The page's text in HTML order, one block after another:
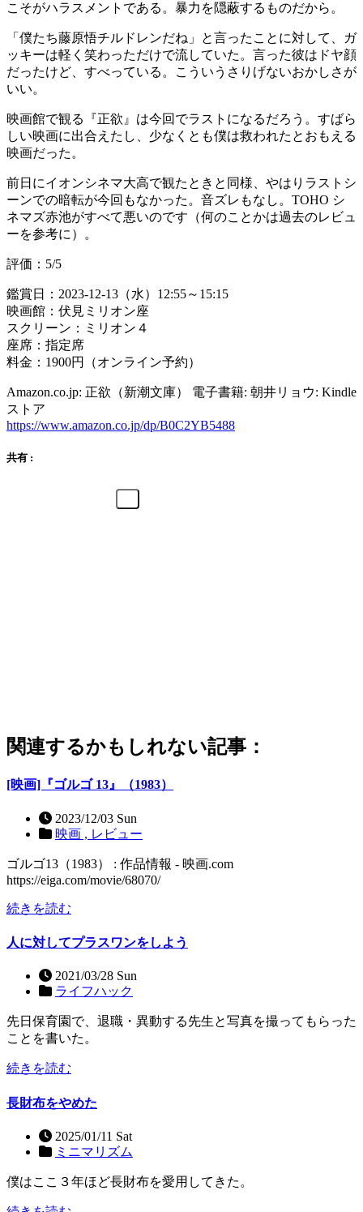
こそがハラスメントである。暴力を隠蔽するものだから。
「僕たち藤原悟チルドレンだね」と言ったことに対して、ガ
ッキーは軽く笑わっただけで流していた。言った彼はドヤ顔
だったけど、すべっている。こういうさりげないおかしさが
いい。
映画館で観る『正欲』は今回でラストになるだろう。すばら
しい映画に出合えたし、少なくとも僕は救われたとおもえる
映画だった。
前日にイオンシネマ大高で観たときと同様、やはりラストシ
ーンでの暗転が今回もなかった。音ズレもなし。TOHO シ
ネマズ赤池がすべて悪いのです（何のことかは過去のレビュ
ーを参考に）。
評価：5/5
鑑賞日：2023-12-13（水）12:55～15:15
映画館：伏見ミリオン座
スクリーン：ミリオン４
座席：指定席
料金：1900円（オンライン予約）
Amazon.co.jp: 正欲（新潮文庫） 電子書籍: 朝井リョウ: Kindle
ストア
https://www.amazon.co.jp/dp/B0C2YB5488
共有 :
関連するかもしれない記事：
[映画]『ゴルゴ 13』（1983）
2023/12/03 Sun
映画 , レビュー
ゴルゴ13（1983） : 作品情報 - 映画.com
https://eiga.com/movie/68070/
続きを読む
人に対してプラスワンをしよう
2021/03/28 Sun
ライフハック
先日保育園で、退職・異動する先生と写真を撮ってもらった
ことを書いた。
続きを読む
長財布をやめた
2025/01/11 Sat
ミニマリズム
僕はここ３年ほど長財布を愛用してきた。